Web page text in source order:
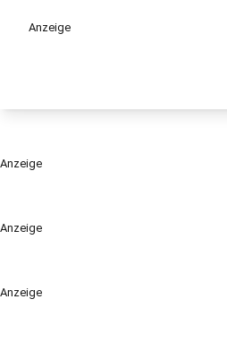
Anzeige
Anzeige
Anzeige
Anzeige